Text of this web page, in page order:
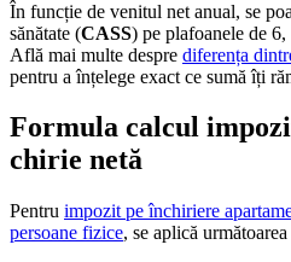
În funcție de venitul net anual, se
sănătate (CASS) pe plafoanele de
Află mai multe despre diferența
pentru a înțelege exact ce sumă îți
Formula calcul
chirie netă
Pentru impozit pe închiriere
persoane fizice, se aplică următoarea